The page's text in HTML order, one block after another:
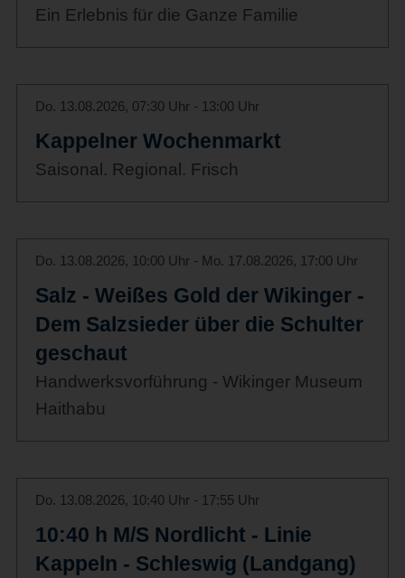
Ein Erlebnis für die Ganze Familie
Do. 13.08.2026, 07:30 Uhr - 13:00 Uhr
Kappelner Wochenmarkt
Saisonal. Regional. Frisch
Do. 13.08.2026, 10:00 Uhr - Mo. 17.08.2026, 17:00 Uhr
Salz - Weißes Gold der Wikinger -
Dem Salzsieder über die Schulter
geschaut
Handwerksvorführung - Wikinger Museum
Haithabu
Do. 13.08.2026, 10:40 Uhr - 17:55 Uhr
10:40 h M/S Nordlicht - Linie
Kappeln - Schleswig (Landgang)